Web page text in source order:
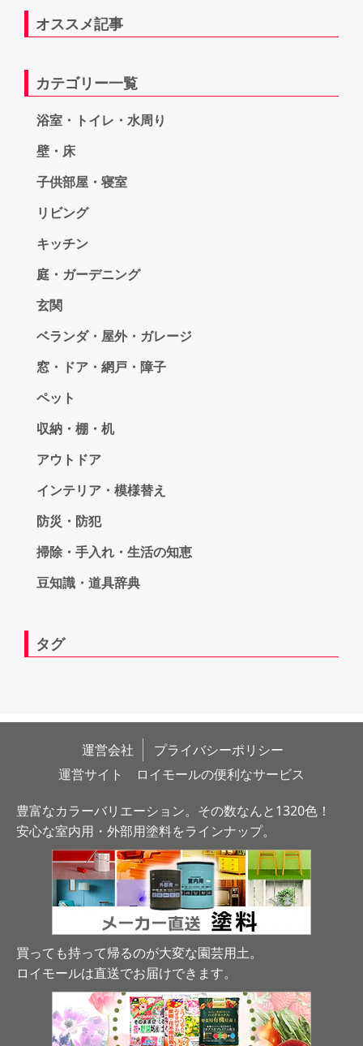
オススメ記事
カテゴリー一覧
浴室・トイレ・水周り
壁・床
子供部屋・寝室
リビング
キッチン
庭・ガーデニング
玄関
ベランダ・屋外・ガレージ
窓・ドア・網戸・障子
ペット
収納・棚・机
アウトドア
インテリア・模様替え
防災・防犯
掃除・手入れ・生活の知恵
豆知識・道具辞典
タグ
運営会社
プライバシーポリシー
運営サイト　ロイモールの便利なサービス
豊富なカラーバリエーション。その数なんと1320色！
安心な室内用・外部用塗料をラインナップ。
買っても持って帰るのが大変な園芸用土。
ロイモールは直送でお届けできます。